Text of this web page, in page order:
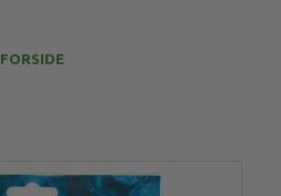
FORSIDE